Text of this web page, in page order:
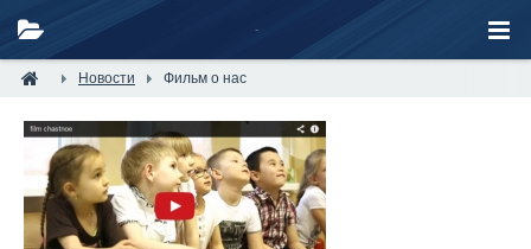
Новости Фильм о нас